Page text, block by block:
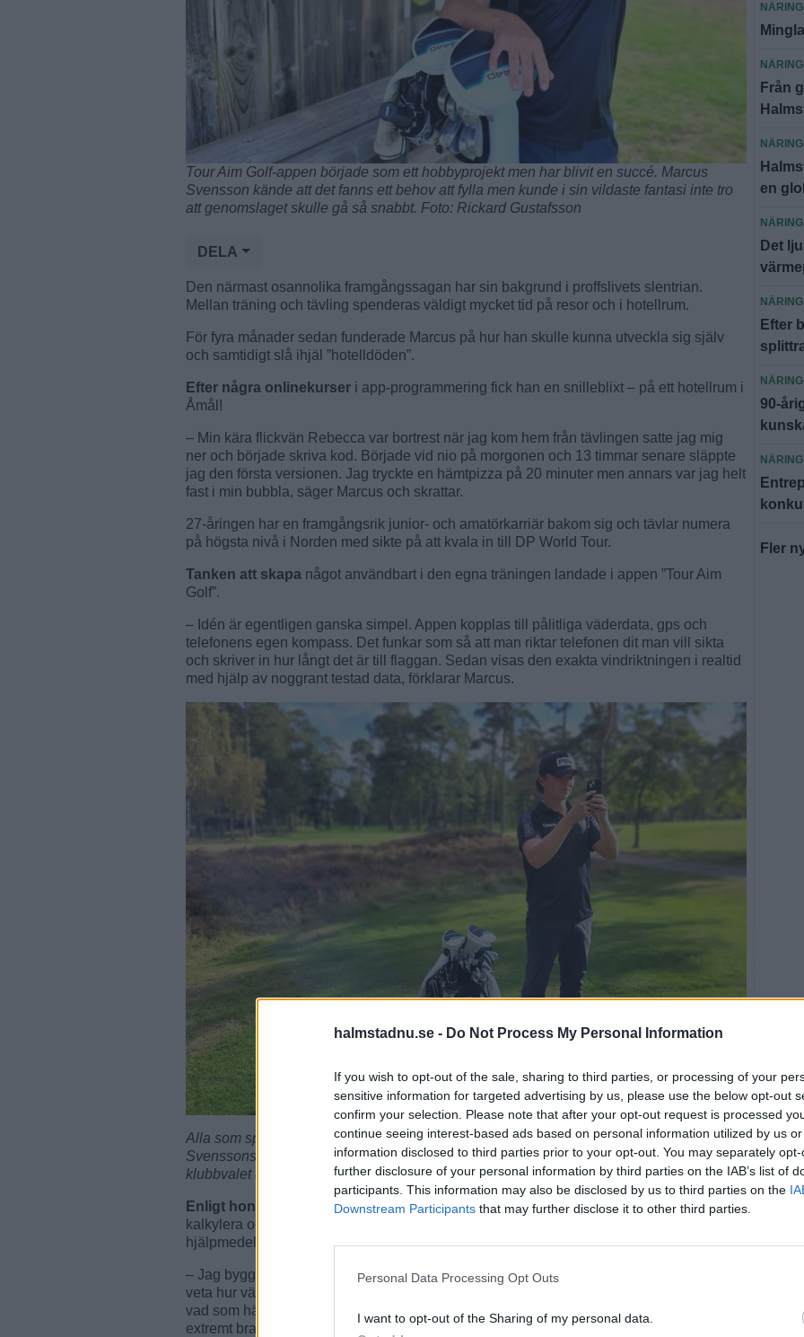
halmstadnu.se - Do Not Process My Personal Information
If you wish to opt-out of the sale, sharing to third parties, or processing of your
sensitive information for targeted advertising by us, please use the below opt-out
confirm your selection. Please note that after your opt-out request is processed
continue seeing interest-based ads based on personal information utilized by us
information disclosed to third parties prior to your opt-out. You may separately
further disclosure of your personal information by third parties on the IAB’s list of
participants. This information may also be disclosed by us to third parties on the
Downstream Participants that may further disclose it to other third parties.
Personal Data Processing Opt Outs
I want to opt-out of the Sharing of my personal data.
Tour Aim Golf-appen började som ett hobbyprojekt men har blivit en succé. Marcus
Svensson kände att det fanns ett behov att fylla men kunde i sin vildaste fantasi inte tro
att genomslaget skulle gå så snabbt. Foto: Rickard Gustafsson
DELA
Den närmast osannolika framgångssagan har sin bakgrund i proffslivets slentrian.
Mellan träning och tävling spenderas väldigt mycket tid på resor och i hotellrum.
För fyra månader sedan funderade Marcus på hur han skulle kunna utveckla sig själv
och samtidigt slå ihjäl ”hotelldöden”.
Efter några onlinekurser i app-programmering fick han en snilleblixt – på ett hotellrum i
Åmål!
– Min kära flickvän Rebecca var bortrest när jag kom hem från tävlingen satte jag mig
ner och började skriva kod. Började vid nio på morgonen och 13 timmar senare släppte
jag den första versionen. Jag tryckte en hämtpizza på 20 minuter men annars var jag helt
fast i min bubbla, säger Marcus och skrattar.
27-åringen har en framgångsrik junior- och amatörkarriär bakom sig och tävlar numera
på högsta nivå i Norden med sikte på att kvala in till DP World Tour.
Tanken att skapa något användbart i den egna träningen landade i appen ”Tour Aim
Golf”.
– Idén är egentligen ganska simpel. Appen kopplas till pålitliga väderdata, gps och
telefonens egen kompass. Det funkar som så att man riktar telefonen dit man vill sikta
och skriver in hur långt det är till flaggan. Sedan visas den exakta vindriktningen i realtid
med hjälp av noggrant testad data, förklarar Marcus.
Alla som spelat golf vet att vindens påverkan på den lilla golfbollen är stor. Med Marcus
Svenssons app får man i realtid veta hur bollflykten påverkas och kan därmed korrigera
klubbvalet utifrån väderomständigheterna. Foto: Rickard Gustafsson
Enligt honom
handlar runt hälften av en proffsspelares förberedelser på banan om att
kalkylera och lista ut bollflykten under olika väderomständigheter. Bland alla tekniska
hjälpmedel som redan finns identifierade Marcus ett tomrum på marknaden.
– Jag byggde det som golfare, både proffs och amatörer, saknat. Det är otroligt svårt att
veta hur vädret ska bli, men den väderdata jag köper in är väldigt bra på att korrelera till
vad som händer exakt nu. I koppling till appen blir träffsäkerheten 99 procent och det är
extremt bra, säger han.
Från
en
Det
Efter
90-
Fler